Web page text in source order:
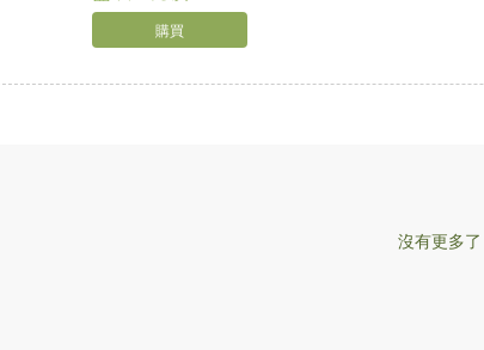
購買
沒有更多了